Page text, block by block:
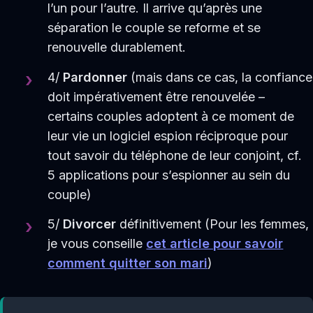
l’un pour l’autre. Il arrive qu’après une
séparation le couple se reforme et se
renouvelle durablement.
4/ Pardonner (mais dans ce cas, la confiance
doit impérativement être renouvelée –
certains couples adoptent à ce moment de
leur vie un logiciel espion réciproque pour
tout savoir du téléphone de leur conjoint, cf.
5 applications pour s’espionner au sein du
couple)
5/ Divorcer définitivement (Pour les femmes,
je vous conseille cet article pour savoir
comment quitter son mari)